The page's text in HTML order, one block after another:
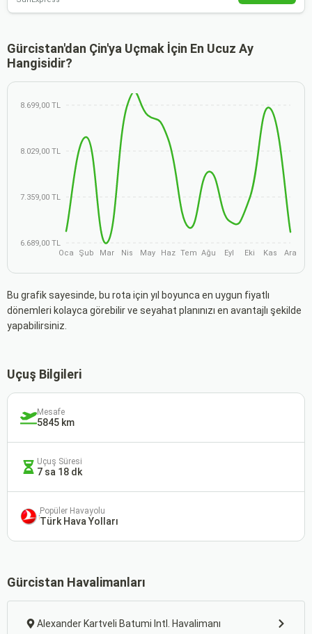
Gürcistan'dan Çin'ya Uçmak İçin En Ucuz Ay
Hangisidir?
8.699,00 TL
8.029,00 TL
7.359,00 TL
6.689,00 TL
Oca
Şub Mar Nis May Haz Tem Ağu Eyl Eki Kas Ara
Bu grafik sayesinde, bu rota için yıl boyunca en uygun fiyatlı
dönemleri kolayca görebilir ve seyahat planınızı en avantajlı şekilde
yapabilirsiniz.
Uçuş Bilgileri
Mesafe
5845 km
Uçuş Süresi
7 sa 18 dk
Popüler Havayolu
Türk Hava Yolları
Gürcistan Havalimanları
Alexander Kartveli Batumi Intl. Havalimanı